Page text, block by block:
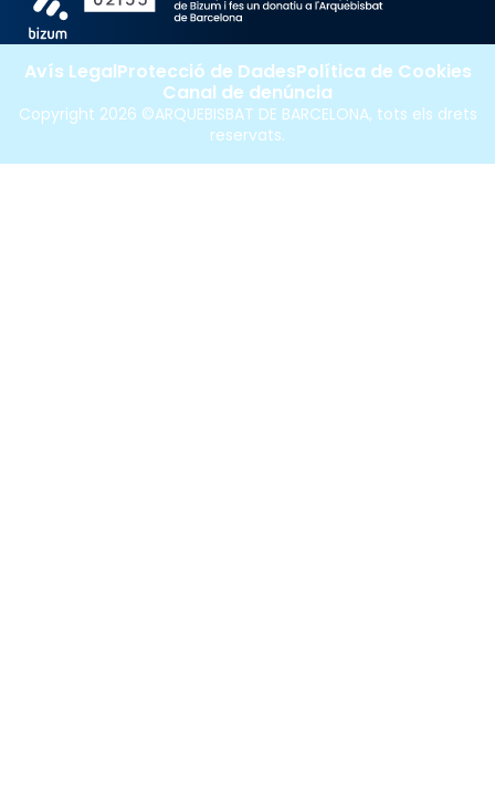
Copyright 2026 ©ARQUEBISBAT DE BARCELONA, tots els drets
reservats.
Avís LegalProtecció de DadesPolítica de Cookies
Canal de denúncia